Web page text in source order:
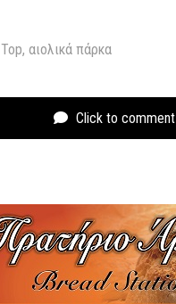
Top, αιολικά πάρκα
Click to comment